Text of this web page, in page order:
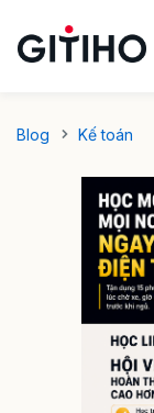
Blog Kế toán